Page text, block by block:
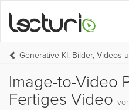
Generative KI: Bilder, Videos
Image-to-Video
Fertiges Video